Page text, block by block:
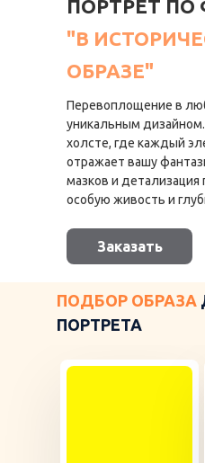
ПОРТРЕТ
"В
ОБРАЗЕ"
Перевоплощение в
уникальным дизайном.
холсте, где каждый
отражает вашу
мазков и
особую живость и
Заказать
ПОДБОР ОБРАЗА
ПОРТРЕТА